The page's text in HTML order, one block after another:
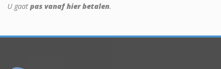
U gaat pas vanaf hier betalen.